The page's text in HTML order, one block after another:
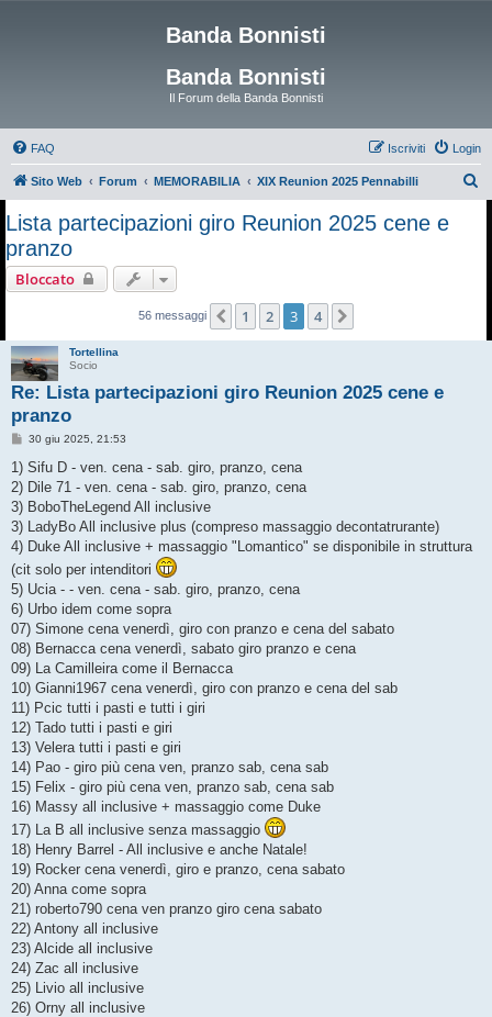
Banda Bonnisti
Banda Bonnisti
Il Forum della Banda Bonnisti
FAQ Login
Iscriviti
Sito Web Forum MEMORABILIA XIX Reunion 2025 Pennabilli
Lista partecipazioni giro Reunion 2025 cene e
pranzo
Bloccato
56 messaggi Precedente
1 2 3 4
Tortellina
Socio
Re: Lista partecipazioni giro Reunion 2025 cene e
pranzo
M
s
a
g
o
30 giu 2025, 21:53
1) Sifu D - ven. cena - sab. giro, pranzo, cena
2) Dile 71 - ven. cena - sab. giro, pranzo, cena
3) BoboTheLegend All inclusive
3) LadyBo All inclusive plus (compreso massaggio decontatrurante)
4) Duke All inclusive + massaggio "Lomantico" se disponibile in struttura
(cit solo per intenditori
5) Ucia - - ven. cena - sab. giro, pranzo, cena
6) Urbo idem come sopra
07) Simone cena venerdì, giro con pranzo e cena del sabato
08) Bernacca cena venerdì, sabato giro pranzo e cena
09) La Camilleira come il Bernacca
10) Gianni1967 cena venerdì, giro con pranzo e cena del sab
11) Pcic tutti i pasti e tutti i giri
12) Tado tutti i pasti e giri
13) Velera tutti i pasti e giri
14) Pao - giro più cena ven, pranzo sab, cena sab
15) Felix - giro più cena ven, pranzo sab, cena sab
16) Massy all inclusive + massaggio come Duke
17) La B all inclusive senza massaggio
18) Henry Barrel - All inclusive e anche Natale!
19) Rocker cena venerdì, giro e pranzo, cena sabato
20) Anna come sopra
21) roberto790 cena ven pranzo giro cena sabato
22) Antony all inclusive
23) Alcide all inclusive
24) Zac all inclusive
25) Livio all inclusive
26) Orny all inclusive